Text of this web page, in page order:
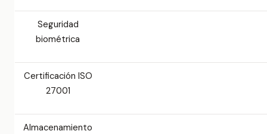
Seguridad
biométrica
Certificación ISO
27001
Almacenamiento